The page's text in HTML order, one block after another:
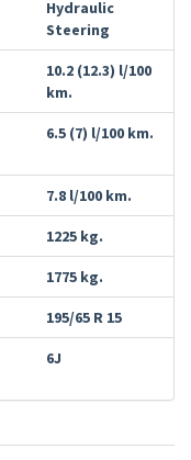
Hydraulic
Steering
10.2 (12.3) l/100
km.
6.5 (7) l/100 km.
7.8 l/100 km.
1225 kg.
1775 kg.
195/65 R 15
6J